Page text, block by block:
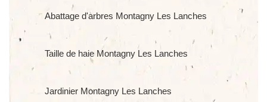
Abattage d'arbres Montagny Les Lanches
Taille de haie Montagny Les Lanches
Jardinier Montagny Les Lanches